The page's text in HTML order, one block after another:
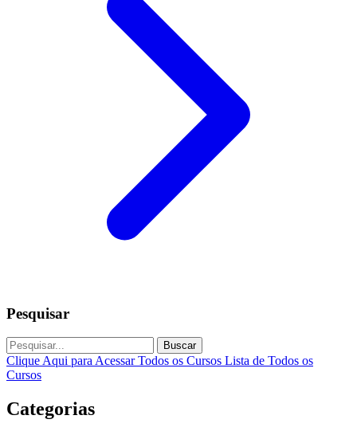
Pesquisar
Buscar
Clique Aqui para Acessar Todos os Cursos Lista de Todos os
Cursos
Categorias